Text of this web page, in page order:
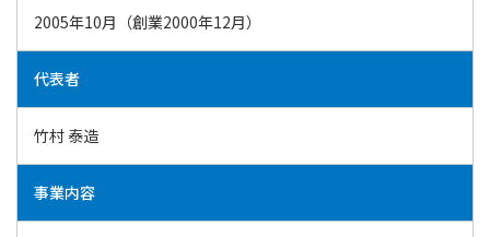
2005年10月（創業2000年12月）
代表者
竹村 泰造
事業内容